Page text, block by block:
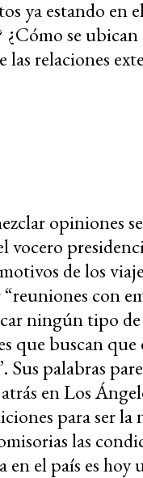
ya estando en
se
relaciones
opiniones
vocero
de los
con
ningún tipo
que buscan que
Sus palabras
en Los
para ser la
las
en el país es